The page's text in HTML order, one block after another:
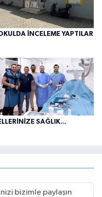
İNCELEME YAPTILAR
SAĞLIK...